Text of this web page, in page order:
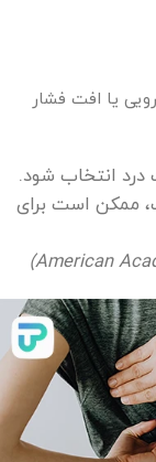
یا افت فشار
درد انتخاب شود.
ممکن است برای